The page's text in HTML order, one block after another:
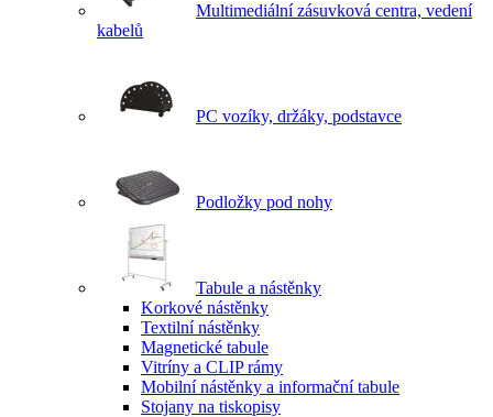
Multimediální zásuvková centra, vedení
kabelů
PC vozíky, držáky, podstavce
Podložky pod nohy
Tabule a nástěnky
Korkové nástěnky
Textilní nástěnky
Magnetické tabule
Vitríny a CLIP rámy
Mobilní nástěnky a informační tabule
Stojany na tiskopisy